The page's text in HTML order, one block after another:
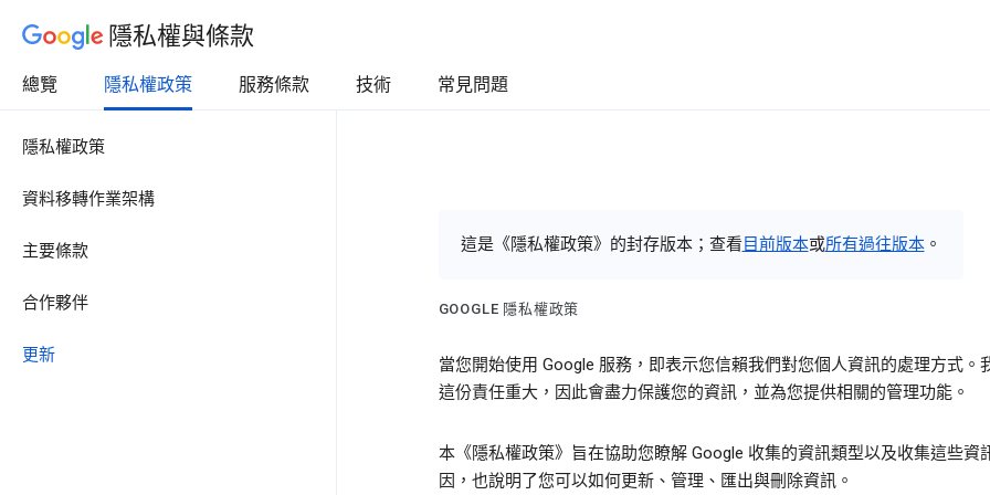
隱私權與條款
總覽 隱私權政策 服務條款 技術 常見問題
隱私權政策
資料移轉作業架構
主要條款
合作夥伴
更新
這是《隱私權政策》的封存版本；查看 目前版本或所有過往版本。
GOOGLE 隱私權政策
當您開始使用 Google 服務，即表示您信賴我們對您個人資訊的處理方式。
這份責任重大，因此會盡力保護您的資訊，並為您提供相關的管理功能。
本《隱私權政策》旨在協助您瞭解 Google 收集的資訊類型以及收集這些資
因，也說明了您可以如何更新、管理、匯出與刪除資訊。